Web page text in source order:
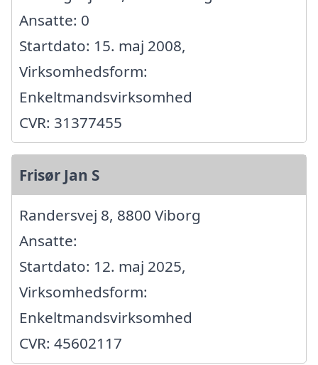
Ansatte: 0
Startdato: 15. maj 2008,
Virksomhedsform:
Enkeltmandsvirksomhed
CVR: 31377455
Frisør Jan S
Randersvej 8, 8800 Viborg
Ansatte:
Startdato: 12. maj 2025,
Virksomhedsform:
Enkeltmandsvirksomhed
CVR: 45602117